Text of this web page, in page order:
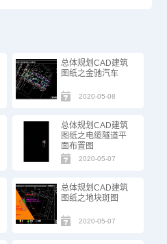
总体规划CAD建筑
图纸之金驰汽车
2020-05-08
总体规划CAD建筑
图纸之电缆隧道平
面布置图
2020-05-07
总体规划CAD建筑
图纸之地块斑图
2020-05-07